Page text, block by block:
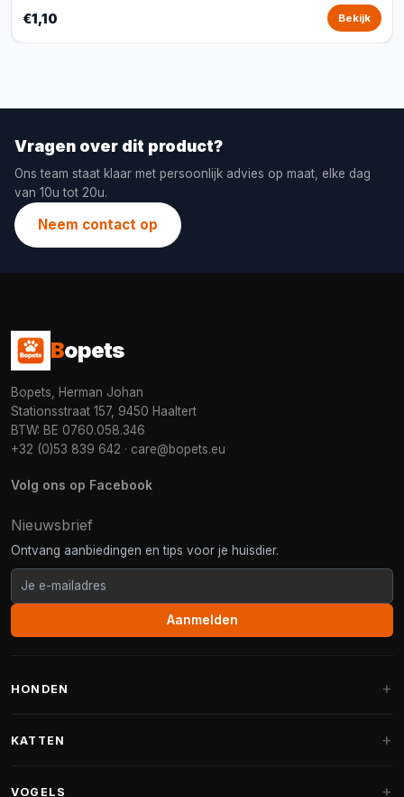
€1,10 Bekijk
Vragen over dit product?
Ons team staat klaar met persoonlijk advies op maat, elke dag
van 10u tot 20u.
Neem contact op
Bopets
Bopets, Herman Johan
Stationsstraat 157, 9450 Haaltert
BTW: BE 0760.058.346
+32 (0)53 839 642 · care@bopets.eu
Volg ons op Facebook
Nieuwsbrief
Ontvang aanbiedingen en tips voor je huisdier.
Aanmelden
HONDEN
KATTEN
VOGELS